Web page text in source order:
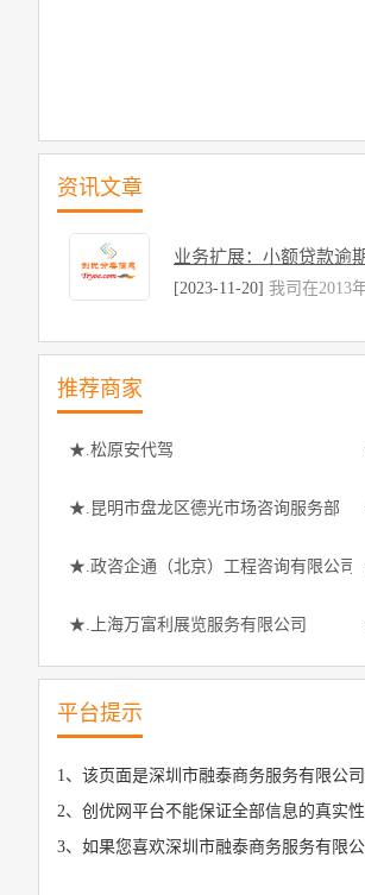
资讯文章
业务扩展：小额贷款逾
[2023-11-20] 我司在2013
推荐商家
★.松原安代驾
★.昆明市盘龙区德光市场咨询服务部
★.政咨企通（北京）工程咨询有限公司
★.上海万富利展览服务有限公司
平台提示
1、该页面是深圳市融泰商务服务有限公
2、创优网平台不能保证全部信息的真实
3、如果您喜欢深圳市融泰商务服务有限